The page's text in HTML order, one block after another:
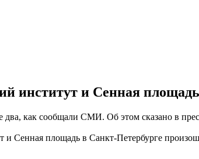
институт и Сенная
два, как сообщали СМИ. Об этом сказано в
и Сенная площадь в Санкт-Петербурге